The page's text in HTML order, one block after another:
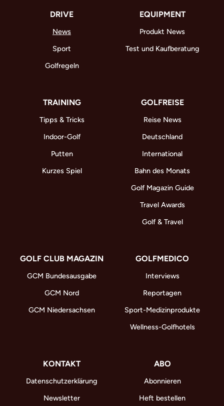
DRIVE
News
Sport
Golfregeln
EQUIPMENT
Produkt News
Test und Kaufberatung
TRAINING
Tipps & Tricks
Indoor-Golf
Putten
Kurzes Spiel
GOLFREISE
Reise News
Deutschland
International
Bahn des Monats
Golf Magazin Guide
Travel Awards
Golf & Travel
GOLF CLUB MAGAZIN
GCM Bundesausgabe
GCM Nord
GCM Niedersachsen
GOLFMEDICO
Interviews
Reportagen
Sport-Medizinprodukte
Wellness-Golfhotels
KONTAKT
Datenschutzerklärung
Newsletter
ABO
Abonnieren
Heft bestellen